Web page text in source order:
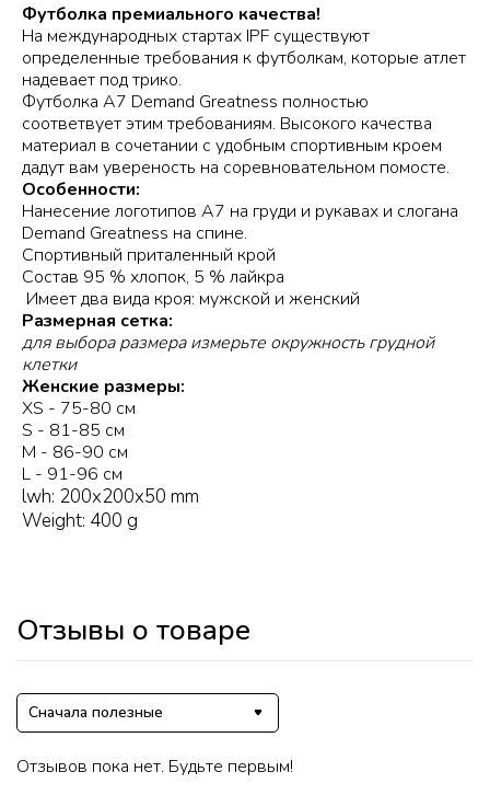
Футболка премиального качества!
На международных стартах IPF существуют
определенные требования к футболкам, которые атлет
надевает под трико.
Футболка А7 Demand Greatness полностью
соответвует этим требованиям. Высокого качества
материал в сочетании с удобным спортивным кроем
дадут вам увереность на соревновательном помосте.
Особенности:
Нанесение логотипов А7 на груди и рукавах и слогана
Demand Greatness на спине.
Спортивный приталенный крой
Состав 95 % хлопок, 5 % лайкра
Имеет два вида кроя: мужской и женский
Размерная сетка:
для выбора размера измерьте окружность грудной
клетки
Женские размеры:
XS - 75-80 см
S - 81-85 см
M - 86-90 см
L - 91-96 см
lwh: 200x200x50 mm
Weight: 400 g
Отзывы о товаре
Сначала полезные
Отзывов пока нет. Будьте первым!